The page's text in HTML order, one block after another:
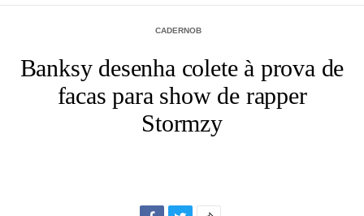
CADERNOB
Banksy desenha colete à prova de
facas para show de rapper
Stormzy